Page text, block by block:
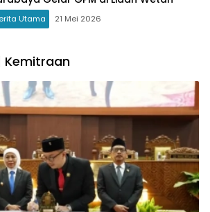
Utama 21 Mei 2026
Kemitraan